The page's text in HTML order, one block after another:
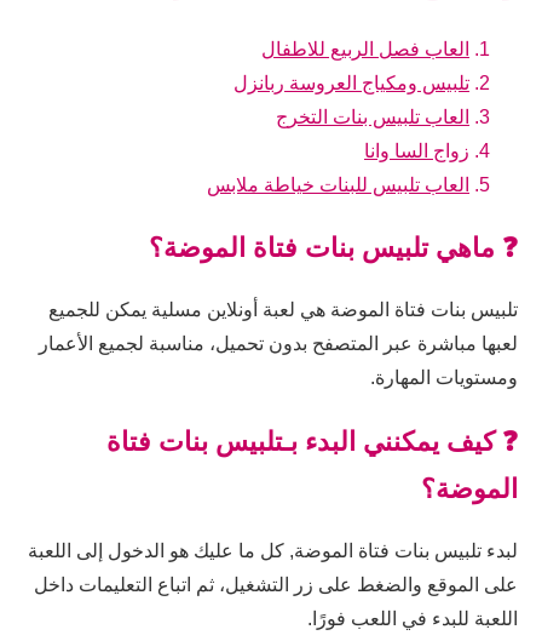
العاب فصل الربيع للاطفال
تلبيس ومكياج العروسة ربانزل
العاب تلبيس بنات التخرج
زواج السا وانا
العاب تلبيس للبنات خياطة ملابس
❓ ماهي تلبيس بنات فتاة الموضة؟
تلبيس بنات فتاة الموضة هي لعبة أونلاين مسلية يمكن للجميع
لعبها مباشرة عبر المتصفح بدون تحميل، مناسبة لجميع الأعمار
ومستويات المهارة.
❓ كيف يمكنني البدء بـتلبيس بنات فتاة
الموضة؟
لبدء تلبيس بنات فتاة الموضة, كل ما عليك هو الدخول إلى اللعبة
على الموقع والضغط على زر التشغيل، ثم اتباع التعليمات داخل
اللعبة للبدء في اللعب فورًا.